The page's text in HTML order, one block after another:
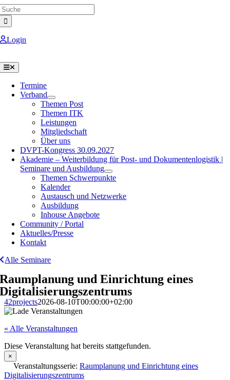
Skip
to
content
Login
Toggle
Navigation
Termine
Verband
Themen Post
Themen ITK
Leistungen
Mitgliedschaft
Über uns
DVPT-Kongress 30.09.2027
Akademie – Weiterbildung für Post- und Dokumentenlogistik |
Seminare und Ausbildung
Themen Schwerpunkte
Kalender
Austausch und Netzwerke
Ausbildung
Inhouse Angebote
Community / Portal
Aktuelles/Presse
Kontakt
Alle Seminare
Raumplanung und Einrichtung eines
Digitalisierungszentrums
42projects2026-08-10T00:00:00+02:00
« Alle Veranstaltungen
Diese Veranstaltung hat bereits stattgefunden.
×
Veranstaltungsserie: Raumplanung und Einrichtung eines
Digitalisierungszentrums